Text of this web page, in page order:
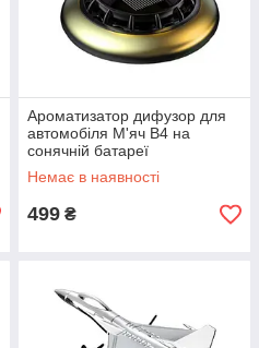
Ароматизатор дифузор для
автомобіля М'яч B4 на
сонячній батареї
Немає в наявності
499 ₴